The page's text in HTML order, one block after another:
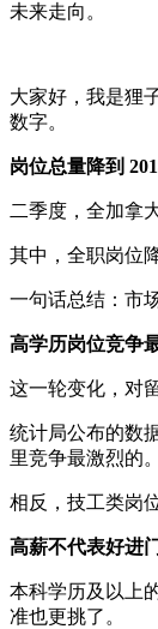
未来走向。
大家好，我是狸
数字。
岗位总量降到
二季度，全加拿
其中，全职岗位
一句话总结：市
高学历岗位竞争
这一轮变化，对
统计局公布的数
里竞争最激烈的。
相反，技工类岗
高薪不代表好进
本科学历及以上
准也更挑了。